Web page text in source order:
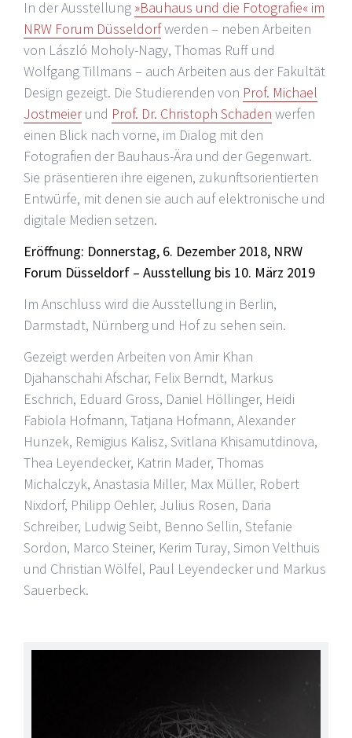
In der Ausstellung »Bauhaus und die Fotografie« im
NRW Forum Düsseldorfwerden – neben Arbeiten
von László Moholy-Nagy, Thomas Ruff und
Wolfgang Tillmans – auch Arbeiten aus der Fakultät
Design gezeigt. Die Studierenden von Prof. Michael
Jostmeierund Prof. Dr. Christoph Schaden werfen
einen Blick nach vorne, im Dialog mit den
Fotografien der Bauhaus-Ära und der Gegenwart.
Sie präsentieren ihre eigenen, zukunftsorientierten
Entwürfe, mit denen sie auch auf elektronische und
digitale Medien setzen.
Eröffnung: Donnerstag, 6. Dezember 2018, NRW
Forum Düsseldorf – Ausstellung bis 10. März 2019
Im Anschluss wird die Ausstellung in Berlin,
Darmstadt, Nürnberg und Hof zu sehen sein.
Gezeigt werden Arbeiten von Amir Khan
Djahanschahi Afschar, Felix Berndt, Markus
Eschrich, Eduard Gross, Daniel Höllinger, Heidi
Fabiola Hofmann, Tatjana Hofmann, Alexander
Hunzek, Remigius Kalisz, Svitlana Khisamutdinova,
Thea Leyendecker, Katrin Mader, Thomas
Michalczyk, Anastasia Miller, Max Müller, Robert
Nixdorf, Philipp Oehler, Julius Rosen, Daria
Schreiber, Ludwig Seibt, Benno Sellin, Stefanie
Sordon, Marco Steiner, Kerim Turay, Simon Velthuis
und Christian Wölfel, Paul Leyendecker und Markus
Sauerbeck.